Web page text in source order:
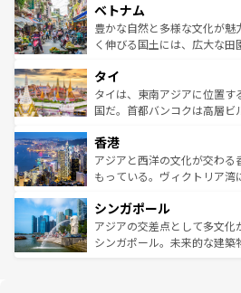
参照してほしい。
容にもいいと評判のスイーツ
が味わえる。 なお、新
照してほしい。
き、地方に足を延ばせば四季
できる。そして、キムチや
まで、さまざまな韓国料理
リティに包まれながら、韓国
わってみてほし
覧を参照してほしい。
ベトナム
豊かな自然と多様な文化が
く伸びる国土には、広大な
急速な発展と共に伝統が息づ
ーチミン市のフランス統治時
醸し出している。また、バラ
とつ。フォーやバインミー、
ひ現地で味わいたい。どの
が旅行者を迎えてくれるので
参照してほしい。
タイ
タイは、東南アジアに位置す
国だ。首都バンコクは高層ビ
の活気が交差している。北部
帯で自然と触れ合い、南部
いビーチでリゾート気分を楽
激する。気候は一年中温暖で
が待っている。親しみやす
た文化、そして多様な観光資
香港
アジアと西洋の文化が交わ
もっている。ヴィクトリア湾
み、どこを訪れても感動する
ており、効率よく見どころ
うな絶景から文化的な体験ま
シンガポール
アジアの交差点として多文
シンガポール。未来的な建築